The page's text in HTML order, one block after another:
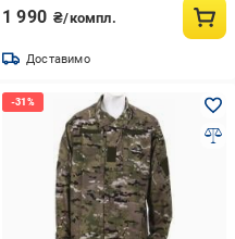
1 990 ₴/компл.
Доставимо